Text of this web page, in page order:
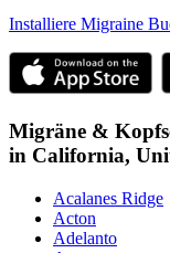
Installiere Migraine
Migräne &
in California,
Acalanes Ridge
Acton
Adelanto